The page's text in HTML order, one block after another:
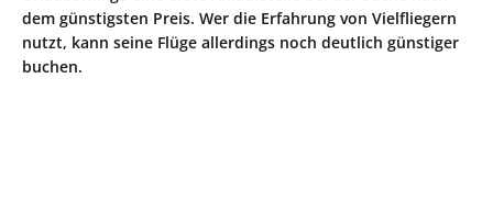
dem günstigsten Preis. Wer die Erfahrung von Vielfliegern
nutzt, kann seine Flüge allerdings noch deutlich günstiger
buchen.